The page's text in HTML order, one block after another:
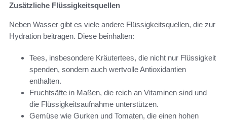
Zusätzliche Flüssigkeitsquellen
Neben Wasser gibt es viele andere Flüssigkeitsquellen, die zur
Hydration beitragen. Diese beinhalten:
Tees, insbesondere Kräutertees, die nicht nur Flüssigkeit
spenden, sondern auch wertvolle Antioxidantien
enthalten.
Fruchtsäfte in Maßen, die reich an Vitaminen sind und
die Flüssigkeitsaufnahme unterstützen.
Gemüse wie Gurken und Tomaten, die einen hohen